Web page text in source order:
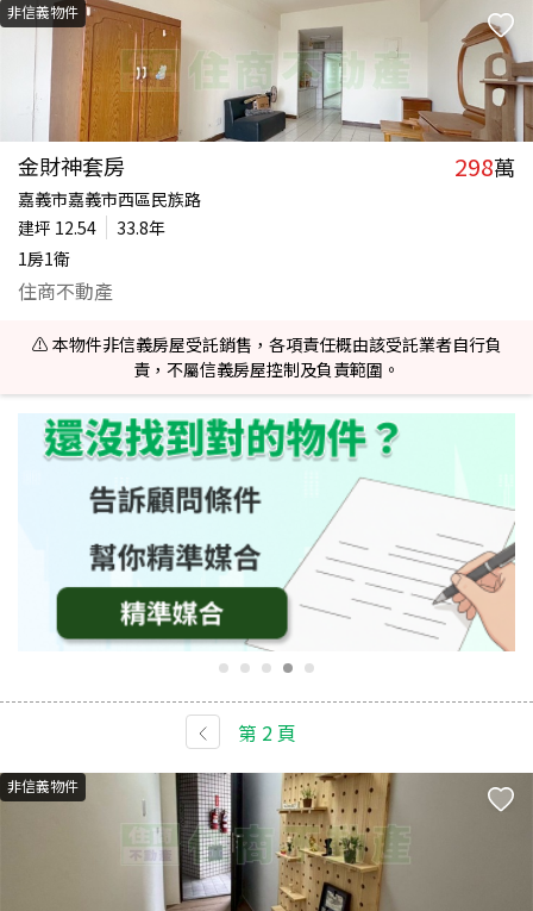
非信義物件
金財神套房 298萬
嘉義市嘉義市西區民族路
建坪 12.54
33.8年
1房1衛
住商不動產
⚠️ 本物件非信義房屋受託銷售，各項責任概由該受託業者自行負
責，不屬信義房屋控制及負責範圍。
第 2頁
非信義物件